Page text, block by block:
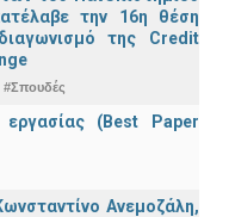
την 16η θέση
της Credit
#Σπουδές
εργασίας (Best Paper
Ανεμοζάλη,